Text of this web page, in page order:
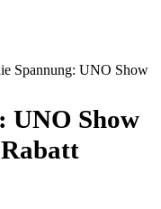
Spannung: UNO Show
UNO Show